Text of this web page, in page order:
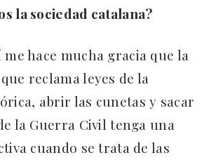
la sociedad catalana?
me hace mucha gracia que la
reclama leyes de la
abrir las cunetas y sacar
la Guerra Civil tenga una
cuando se trata de las